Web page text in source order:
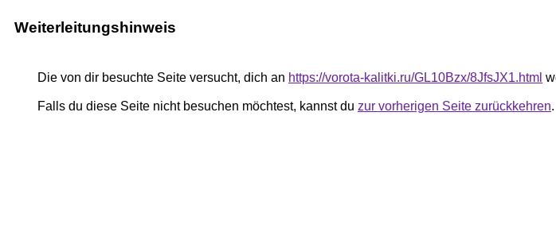
Weiterleitungshinweis
Die von dir besuchte Seite versucht, dich an https://vorota-kalitki.ru/GL10Bzx/8JfsJX1.html
Falls du diese Seite nicht besuchen möchtest, kannst du zur vorherigen Seite zurückkehren.